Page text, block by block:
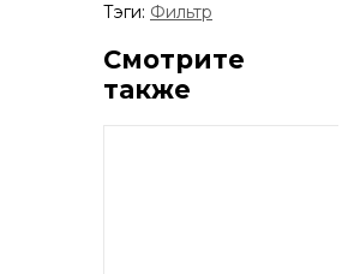
Тэги: Фильтр
Смотрите
также